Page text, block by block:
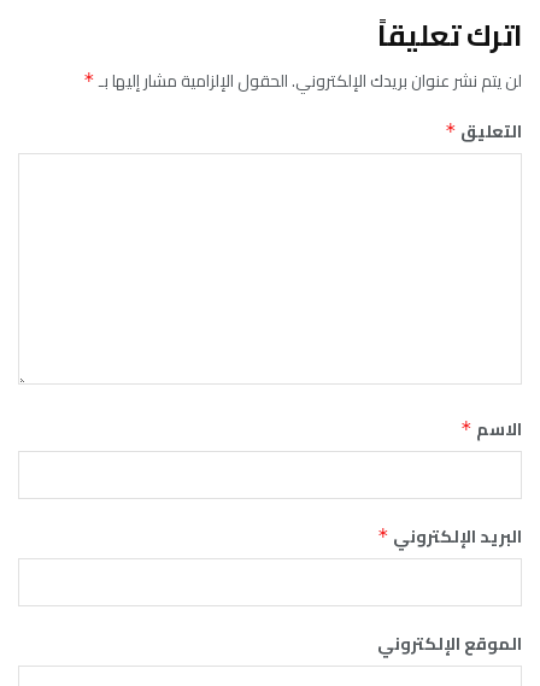
اترك تعليقاً
لن يتم نشر عنوان بريدك الإلكتروني.الحقول الإلزامية مشار إليها بـ*
التعليق *
الاسم *
البريد الإلكتروني *
الموقع الإلكتروني